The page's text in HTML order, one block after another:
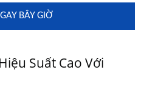
BÂY GIỜ
Suất Cao Với